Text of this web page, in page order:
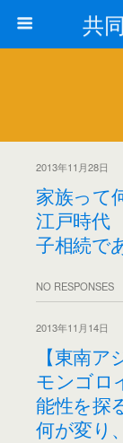
共
2013年11月28日
家族って
江戸時代
子相続で
NO RESPONSES
2013年11月14日
【東南
モンゴロ
能性を探
何が変り